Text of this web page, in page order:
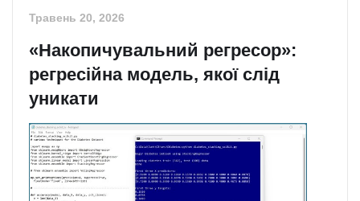
Травень 20, 2026
«Накопичувальний регресор»:
регресійна модель, якої слід
уникати